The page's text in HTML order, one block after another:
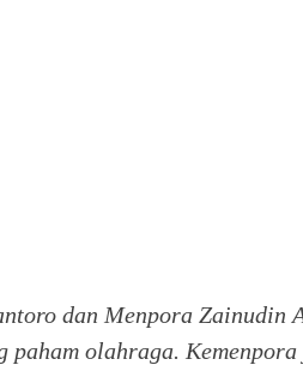
dan Menpora Zainudin
paham olahraga.